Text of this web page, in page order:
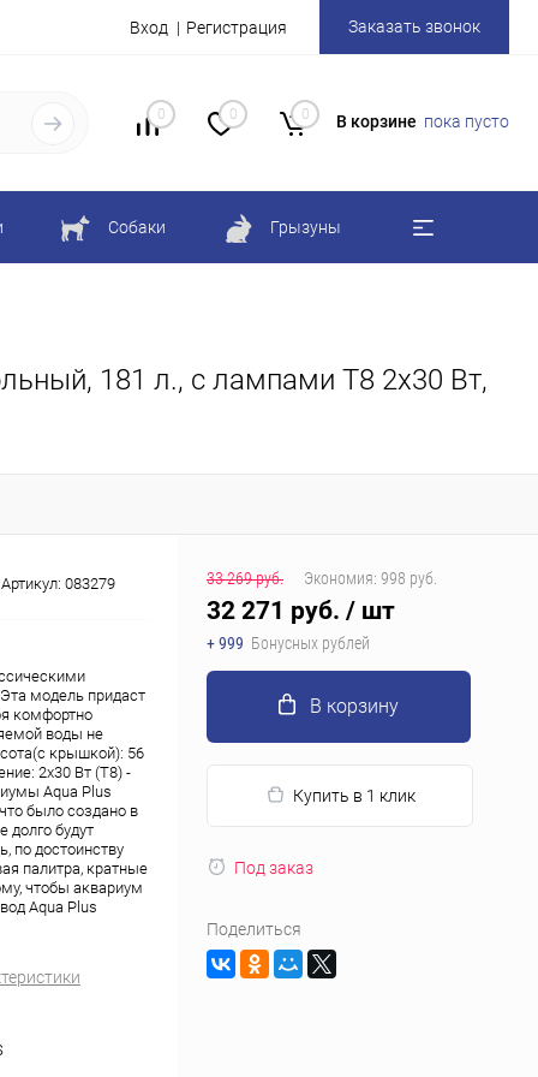
Вход Регистрация Заказать звонок
0 0 0 В корзине пока пусто
Собаки Грызуны
181 л., с лампами Т8 2х30 Вт,
Артикул: 083279
модель придаст
комфортно
воды не
крышкой): 56
2х30 Вт (Т8) -
Aqua Plus
было создано в
будут
по достоинству
палитра, кратные
чтобы аквариум
Aqua Plus
33 269 руб. Экономия: 998 руб.
32 271 руб. / шт
+ 999 Бонусных рублей
В корзину
Купить в 1 клик
Под заказ
Поделиться